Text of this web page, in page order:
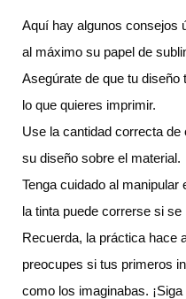
Aquí hay algunos consejos
al máximo su papel de
Asegúrate de que tu diseño
lo que quieres imprimir.
Use la cantidad correcta
su diseño sobre el material.
Tenga cuidado al
la tinta puede correrse si se
Recuerda, la práctica hace
preocupes si tus primeros
como los imaginabas.